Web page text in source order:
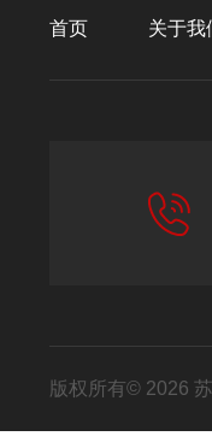
首页 关于我
版权所有© 2026